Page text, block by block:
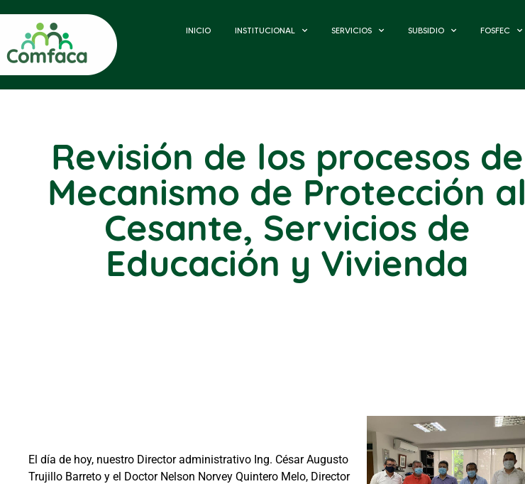
INICIO INSTITUCIONAL SERVICIOS SUBSIDIO FOSFEC
Revisión de los procesos de
Mecanismo de Protección al
Cesante, Servicios de
Educación y Vivienda
El día de hoy, nuestro Director administrativo Ing. César Augusto
Trujillo Barreto y el Doctor Nelson Norvey Quintero Melo, Director